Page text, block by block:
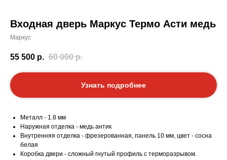
Входная дверь Маркус Термо Асти медь
Маркус
55 500 р. 60 000 р.
Узнать подробнее
Металл - 1.8 мм
Наружная отделка - медь антик
Внутренняя отделка - фрезерованная, панель 10 мм, цвет - сосна
белая
Коробка двери - сложный гнутый профиль с терморазрывом.